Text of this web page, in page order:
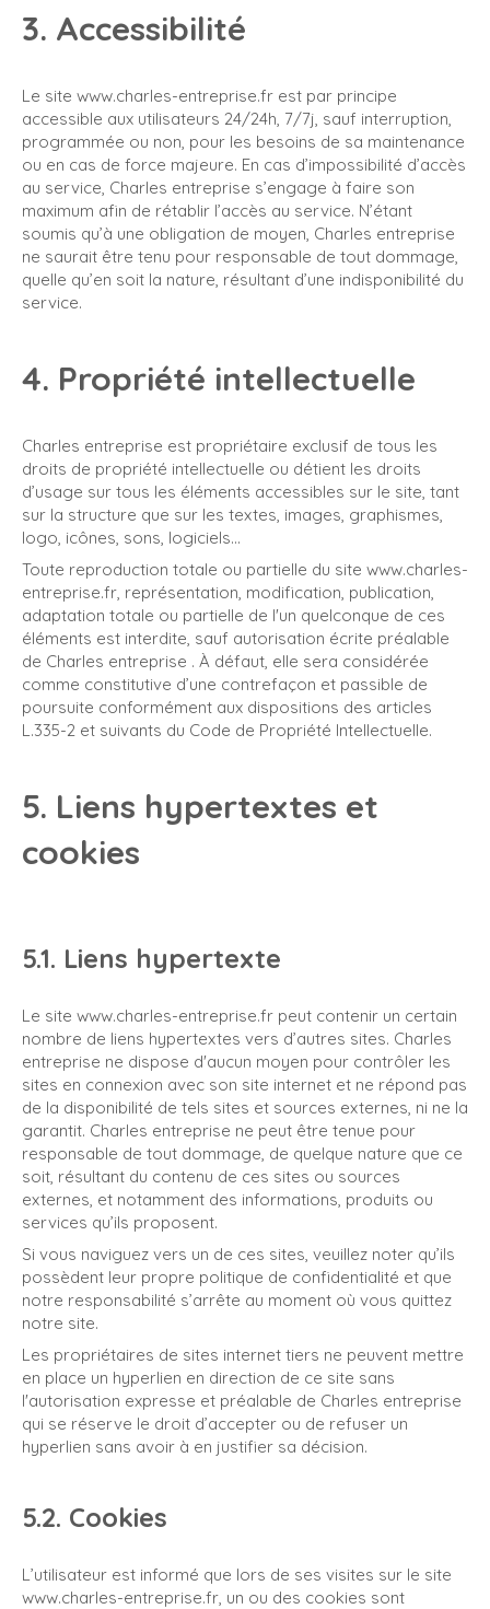
3. Accessibilité
Le site www.charles-entreprise.fr est par principe
accessible aux utilisateurs 24/24h, 7/7j, sauf interruption,
programmée ou non, pour les besoins de sa maintenance
ou en cas de force majeure. En cas d’impossibilité d’accès
au service, Charles entreprise s’engage à faire son
maximum afin de rétablir l’accès au service. N’étant
soumis qu’à une obligation de moyen, Charles entreprise
ne saurait être tenu pour responsable de tout dommage,
quelle qu’en soit la nature, résultant d’une indisponibilité du
service.
4. Propriété intellectuelle
Charles entreprise est propriétaire exclusif de tous les
droits de propriété intellectuelle ou détient les droits
d’usage sur tous les éléments accessibles sur le site, tant
sur la structure que sur les textes, images, graphismes,
logo, icônes, sons, logiciels…
Toute reproduction totale ou partielle du site www.charles-
entreprise.fr, représentation, modification, publication,
adaptation totale ou partielle de l'un quelconque de ces
éléments est interdite, sauf autorisation écrite préalable
de Charles entreprise . À défaut, elle sera considérée
comme constitutive d’une contrefaçon et passible de
poursuite conformément aux dispositions des articles
L.335-2 et suivants du Code de Propriété Intellectuelle.
5. Liens hypertextes et
cookies
5.1. Liens hypertexte
Le site www.charles-entreprise.fr peut contenir un certain
nombre de liens hypertextes vers d’autres sites. Charles
entreprise ne dispose d'aucun moyen pour contrôler les
sites en connexion avec son site internet et ne répond pas
de la disponibilité de tels sites et sources externes, ni ne la
garantit. Charles entreprise ne peut être tenue pour
responsable de tout dommage, de quelque nature que ce
soit, résultant du contenu de ces sites ou sources
externes, et notamment des informations, produits ou
services qu’ils proposent.
Si vous naviguez vers un de ces sites, veuillez noter qu’ils
possèdent leur propre politique de confidentialité et que
notre responsabilité s’arrête au moment où vous quittez
notre site.
Les propriétaires de sites internet tiers ne peuvent mettre
en place un hyperlien en direction de ce site sans
l'autorisation expresse et préalable de Charles entreprise
qui se réserve le droit d’accepter ou de refuser un
hyperlien sans avoir à en justifier sa décision.
5.2. Cookies
L’utilisateur est informé que lors de ses visites sur le site
www.charles-entreprise.fr, un ou des cookies sont